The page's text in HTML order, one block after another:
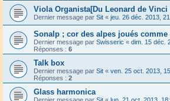
Viola Organista[Du Leonard de
Dernier message par Sit « jeu. 26 déc. 2013,
Sonalp ; cor des alpes joués
Dernier message par Swisseric « dim. 15 déc.
Réponses : 6
Talk box
Dernier message par Sit « ven. 25 oct. 2013,
Réponses : 2
Glass harmonica